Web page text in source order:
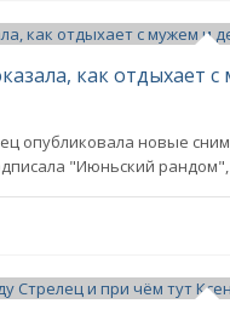
как отдыхает
опубликовала новые
"Июньский